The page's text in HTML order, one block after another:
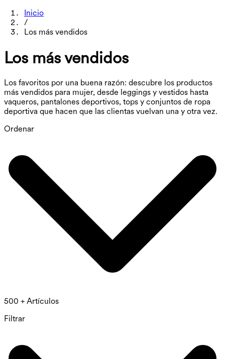
Inicio
/
Los más vendidos
Los más vendidos
Los favoritos por una buena razón: descubre los productos
más vendidos para mujer, desde leggings y vestidos hasta
vaqueros, pantalones deportivos, tops y conjuntos de ropa
deportiva que hacen que las clientas vuelvan una y otra vez.
Ordenar
500 + Artículos
Filtrar